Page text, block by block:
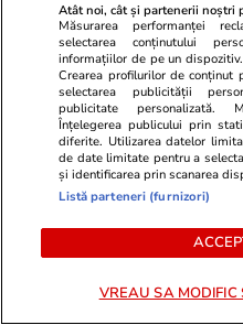
Din pacate profesorii
nimic. Si aici e vorba
1 0 0
Dymy
Asta suntem, niste
inconstientei
durban22
Foarte curios, de ce
Atât noi, cât și partenerii noștri
Măsurarea performanței
selectarea conținutului
informațiilor de pe un
Crearea profilurilor de conținut
selectarea publicității
publicitate personalizată.
Înțelegerea publicului prin
diferite. Utilizarea datelor
de date limitate pentru a
și identificarea prin scanarea
Listă parteneri (furnizori)
VREAU SA